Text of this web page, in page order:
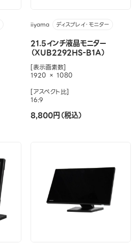
iiyama ディスプレイ・モニター
21.5インチ液晶モニター
（XUB2292HS-B1A）
[表示画素数]
1920 × 1080
[アスペクト比]
16:9
8,800円（税込）